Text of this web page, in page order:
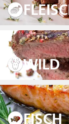
WILD
FISCH